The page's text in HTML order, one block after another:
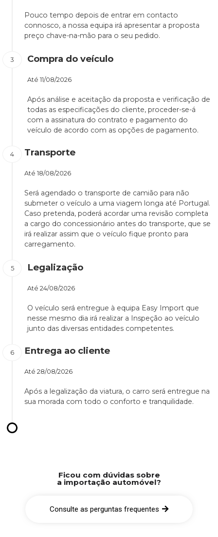
Pouco tempo depois de entrar em contacto
connosco, a nossa equipa irá apresentar a proposta
preço chave-na-mão para o seu pedido.
Compra do veículo
Até 11/08/2026
Após análise e aceitação da proposta e verificação de
todas as especificações do cliente, proceder-se-á
com a assinatura do contrato e pagamento do
veículo de acordo com as opções de pagamento.
Transporte
Até 18/08/2026
Será agendado o transporte de camião para não
submeter o veículo a uma viagem longa até Portugal.
Caso pretenda, poderá acordar uma revisão completa
a cargo do concessionário antes do transporte, que se
irá realizar assim que o veículo fique pronto para
carregamento.
Legalização
Até 24/08/2026
O veículo será entregue à equipa Easy Import que
nesse mesmo dia irá realizar a Inspeção ao veículo
junto das diversas entidades competentes.
Entrega ao cliente
Até 28/08/2026
Após a legalização da viatura, o carro será entregue na
sua morada com todo o conforto e tranquilidade.
Ficou com dúvidas sobre
a importação automóvel?
Consulte as perguntas frequentes